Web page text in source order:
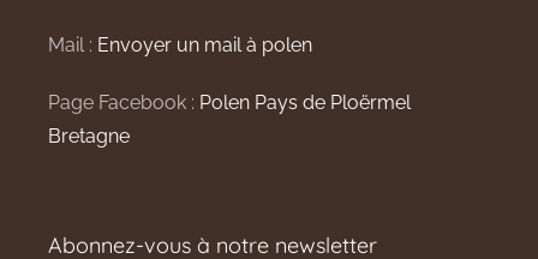
Mail : Envoyer un mail à polen
Page Facebook : Polen Pays de Ploërmel
Bretagne
Abonnez-vous à notre newsletter